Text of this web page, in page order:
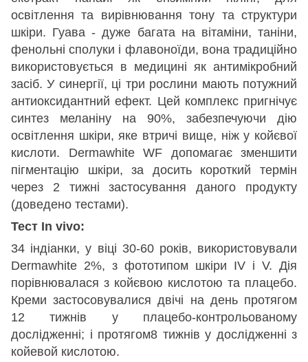
освітлення та вирівнювання тону та структури
шкіри. Гуава - дуже багата на вітаміни, таніни,
фенольні сполуки і флавоноїди, вона традиційно
використовується в медицині як антимікробний
засіб. У синергії, ці три рослини мають потужний
антиоксидантний ефект. Цей комплекс пригнічує
синтез меланіну на 90%, забезпечуючи дію
освітлення шкіри, яке втричі вище, ніж у койєвої
кислоти. Dermawhite WF допомагає зменшити
пігментацію шкіри, за досить короткий термін
через 2 тижні застосування даного продукту
(доведено тестами).
Тест In vivo:
34 індіанки, у віці 30-60 років, використовували
Dermawhite 2%, з фототипом шкіри IV і V. Дія
порівнювалася з койєвою кислотою та плацебо.
Креми застосовувалися двічі на день протягом
12 тижнів у плацебо-контрольованому
дослідженні; і протягом8 тижнів у дослідженні з
койевой кислотою.